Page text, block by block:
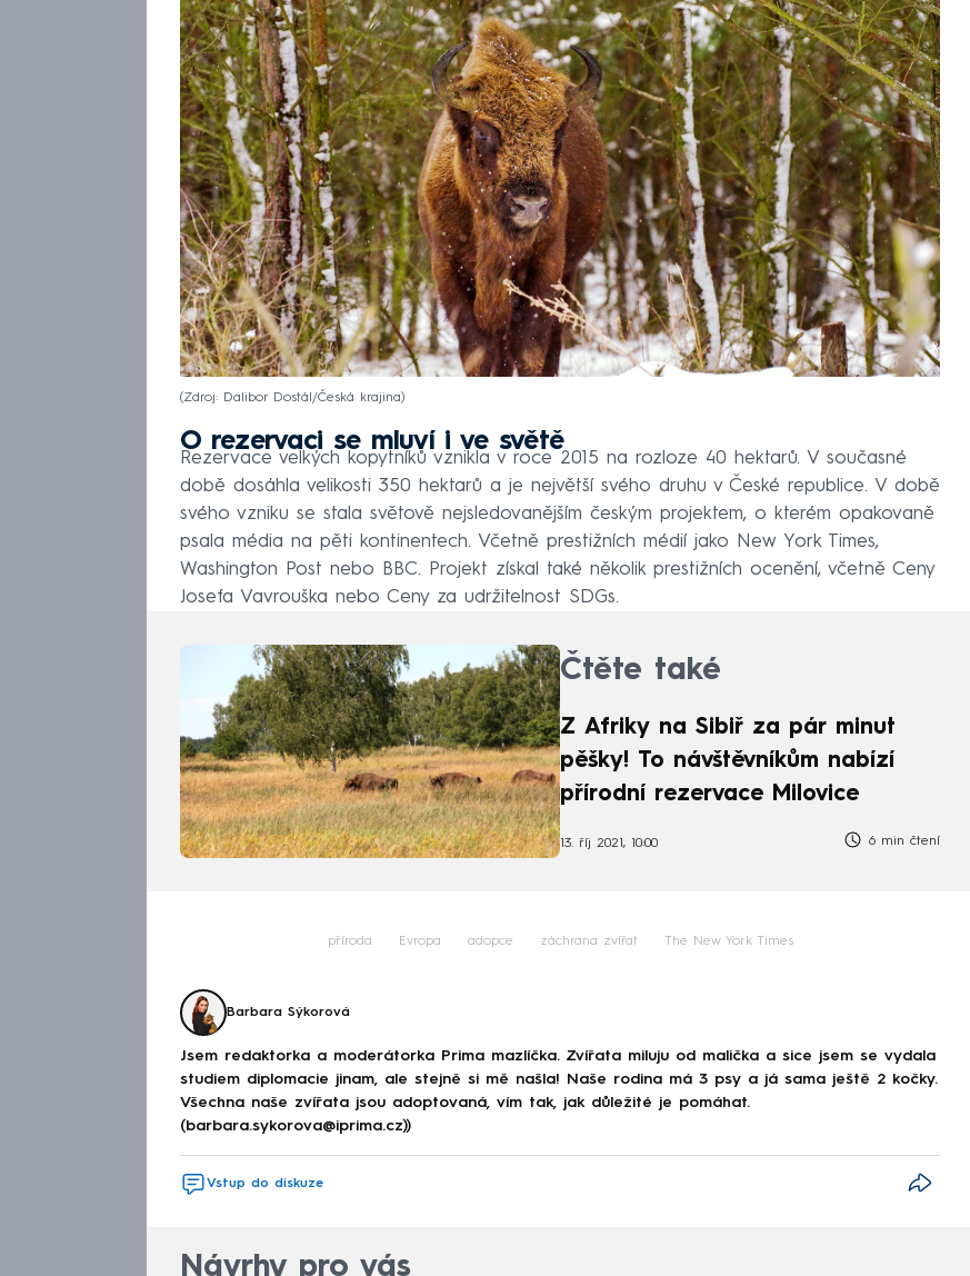
Zdroj: Dalibor Dostál/Česká krajina
O rezervaci se mluví i ve světě
Rezervace velkých kopytníků vznikla v roce 2015 na rozloze 40 hektarů. V současné
době dosáhla velikosti 350 hektarů a je největší svého druhu v České republice. V době
svého vzniku se stala světově nejsledovanějším českým projektem, o kterém opakovaně
psala média na pěti kontinentech. Včetně prestižních médií jako New York Times,
Washington Post nebo BBC. Projekt získal také několik prestižních ocenění, včetně Ceny
Josefa Vavrouška nebo Ceny za udržitelnost SDGs.
Čtěte také
Z Afriky na Sibiř za pár minut
pěšky! To návštěvníkům nabízí
přírodní rezervace Milovice
13. říj 2021, 10:00 6 min čtení
příroda Evropa adopce záchrana zvířat The New York Times
Barbara Sýkorová
Jsem redaktorka a moderátorka Prima mazlíčka. Zvířata miluju od malička a sice jsem se vydala
studiem diplomacie jinam, ale stejně si mě našla! Naše rodina má 3 psy a já sama ještě 2 kočky.
Všechna naše zvířata jsou adoptovaná, vím tak, jak důležité je pomáhat.
(barbara.sykorova@iprima.cz))
Vstup do diskuze
Návrhy pro vás